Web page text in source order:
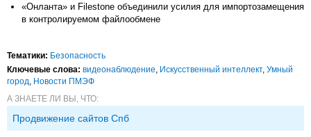
«Онланта» и Filestone объединили усилия для импортозамещения
в контролируемом файлообмене
Тематики: Безопасность
Ключевые слова: видеонаблюдение Искусственный интеллект, Умный
город Новости ПМЭФ
А ЗНАЕТЕ ЛИ ВЫ, ЧТО:
Продвижение сайтов Спб